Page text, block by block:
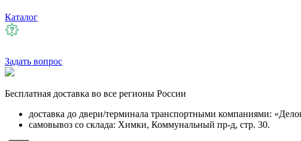
Каталог
Задать вопрос
Бесплатная доставка во все регионы России
доставка до двери/терминала транспортными компаниями:
самовывоз со склада: Химки, Коммунальный пр-д, стр. 30.